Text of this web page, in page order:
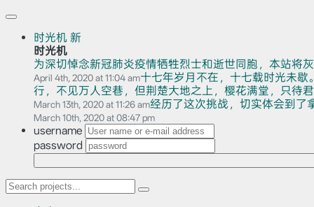
时光机 新
时光机
为深切悼念新冠肺炎疫情牺牲烈士和逝世同胞，本站将
April 4th, 2020 at 11:04 am十七年岁月不在，十七载时光未
行，不见万人空巷，但荆楚大地之上，樱花满堂，只待
March 13th, 2020 at 11:26 am经历了这次挑战，切实体会到了
March 10th, 2020 at 08:47 pm
username
password